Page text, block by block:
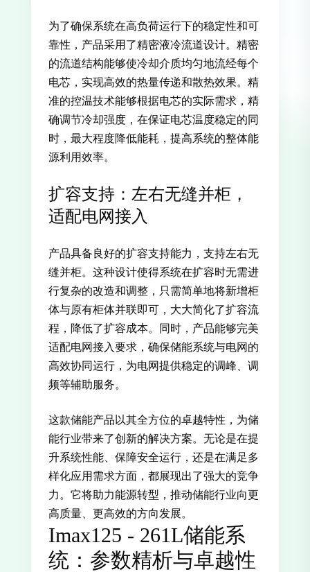
为了确保系统在高负荷运行下的稳定性和可
靠性，产品采用了精密液冷流道设计。精密
的流道结构能够使冷却介质均匀地流经每个
电芯，实现高效的热量传递和散热效果。精
准的控温技术能够根据电芯的实际需求，精
确调节冷却强度，在保证电芯温度稳定的同
时，最大程度降低能耗，提高系统的整体能
源利用效率。
扩容支持：左右无缝并柜，
适配电网接入
产品具备良好的扩容支持能力，支持左右无
缝并柜。这种设计使得系统在扩容时无需进
行复杂的改造和调整，只需简单地将新增柜
体与原有柜体并联即可，大大简化了扩容流
程，降低了扩容成本。同时，产品能够完美
适配电网接入要求，确保储能系统与电网的
高效协同运行，为电网提供稳定的调峰、调
频等辅助服务。
这款储能产品以其全方位的卓越特性，为储
能行业带来了创新的解决方案。无论是在提
升系统性能、保障安全运行，还是在满足多
样化应用需求方面，都展现出了强大的竞争
力。它将助力能源转型，推动储能行业向更
高质量、更高效的方向发展。
Imax125 - 261L储能系
统：参数精析与卓越性